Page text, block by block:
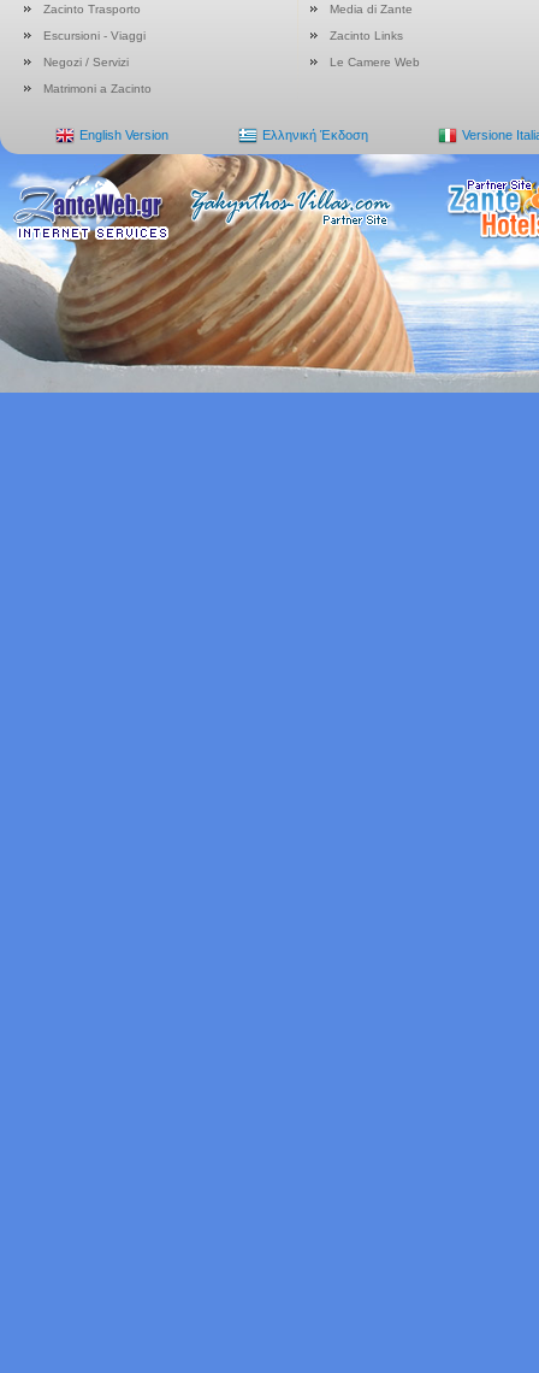
Zacinto Trasporto
Media di Zante
Escursioni - Viaggi
Zacinto Links
Negozi / Servizi
Le Camere Web
Matrimoni a Zacinto
English Version Ελληνική Έκδοση Versione